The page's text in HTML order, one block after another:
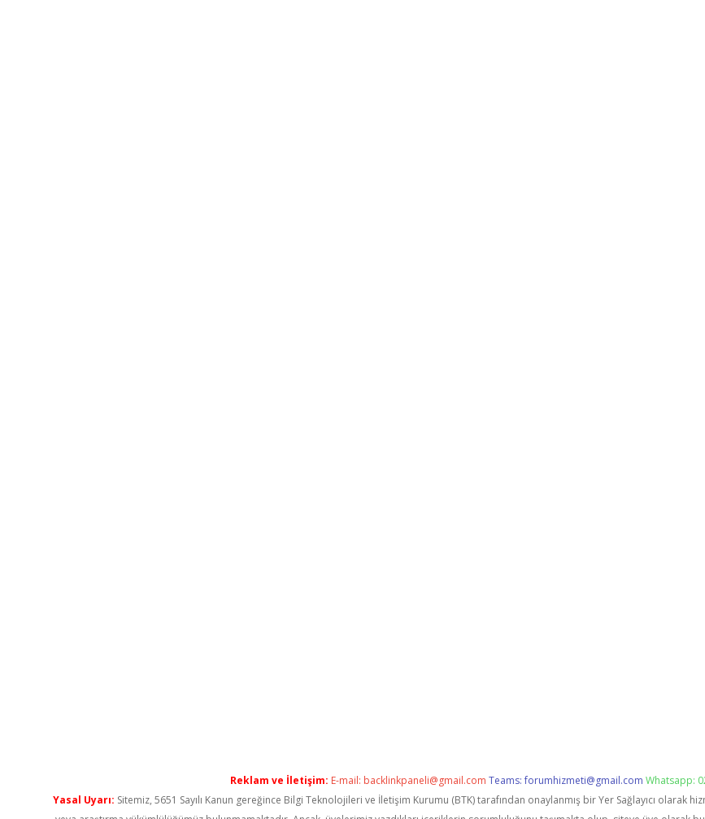
Reklam ve İletişim: E-mail: backlinkpaneli@gmail.com Teams:forumhizmeti@gmail.com Whatsapp:
Yasal Uyarı: Sitemiz, 5651 Sayılı Kanun gereğince Bilgi Teknolojileri ve İletişim Kurumu (BTK) tarafından onaylanmış bir Yer Sağlayıcı